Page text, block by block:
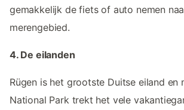
gemakkelijk de fiets of auto nemen
merengebied.
4. De eilanden
Rügen is het grootste Duitse eiland en
National Park trekt het vele